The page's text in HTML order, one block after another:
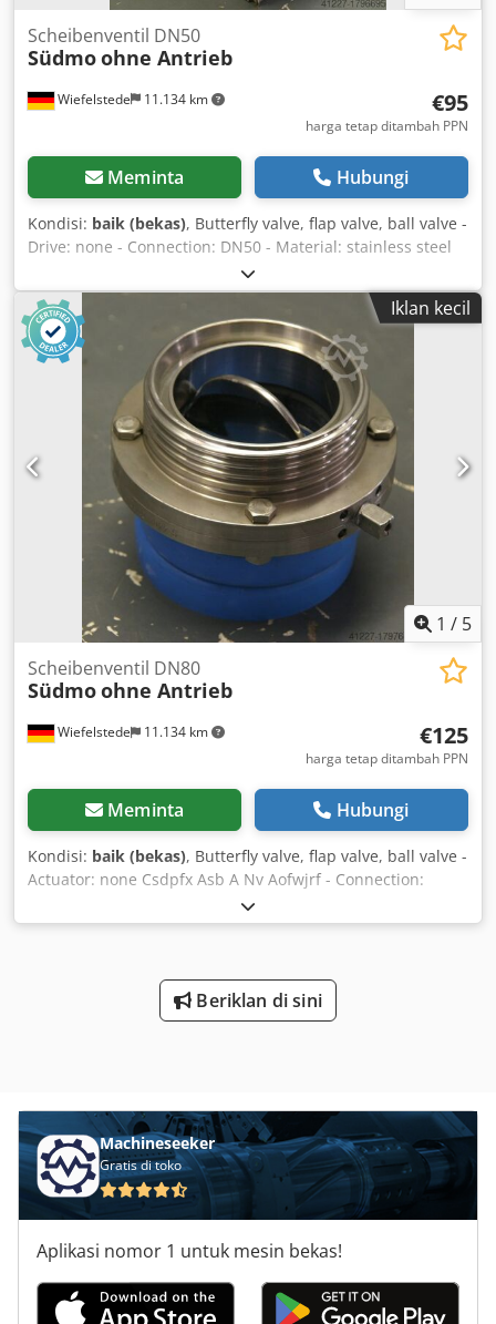
Wiefelstede 11.134 km
Scheibenventil DN50
Südmoohne Antrieb
€95
harga tetap ditambah PPN
Meminta Hubungi
Kondisi: baik (bekas), Butterfly valve, flap valve, ball valve -
Drive: none - Connection: DN50 - Material: stainless steel
Crodpeb A Iw Dofx Afwof - Quantity: 2 valves available -
Price: per piece - Weight: 2.2 kg
Iklan kecil
1 / 5
Wiefelstede 11.134 km
Scheibenventil DN80
Südmoohne Antrieb
€125
harga tetap ditambah PPN
Meminta Hubungi
Kondisi: baik (bekas), Butterfly valve, flap valve, ball valve -
Actuator: none Csdpfx Asb A Nv Aofwjrf - Connection:
DN80 - Material: stainless steel - Weight: 3.3 kg
Beriklan di sini
Machineseeker
Gratis di toko
Aplikasi nomor 1 untuk mesin bekas!